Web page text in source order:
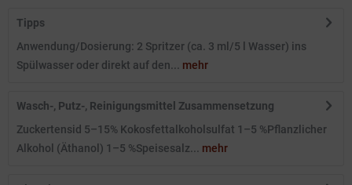
Tipps
Anwendung/Dosierung: 2 Spritzer (ca. 3 ml/5 l Wasser) ins
Spülwasser oder direkt auf den... mehr
Wasch-, Putz-, Reinigungsmittel Zusammensetzung
Zuckertensid 5–15% Kokosfettalkoholsulfat 1–5 %Pflanzlicher
Alkohol (Äthanol) 1–5 %Speisesalz... mehr